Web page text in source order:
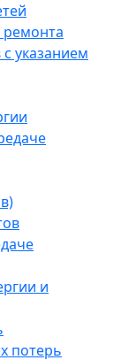
ремонта
указанием
и
потерь